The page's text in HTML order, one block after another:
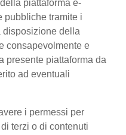
piattaforma e-
pubbliche tramite i
disposizione della
consapevolmente e
presente piattaforma da
ad eventuali
i permessi per
terzi o di contenuti